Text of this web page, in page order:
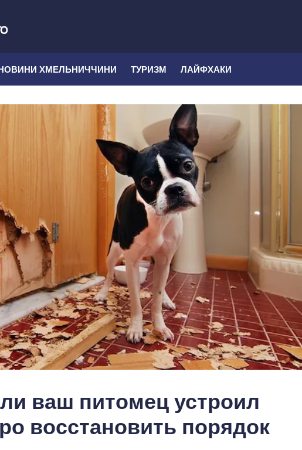
ХМЕЛЬНИЧЧИНИ ТУРИЗМ ЛАЙФХАКИ
ваш питомец устроил
восстановить порядок